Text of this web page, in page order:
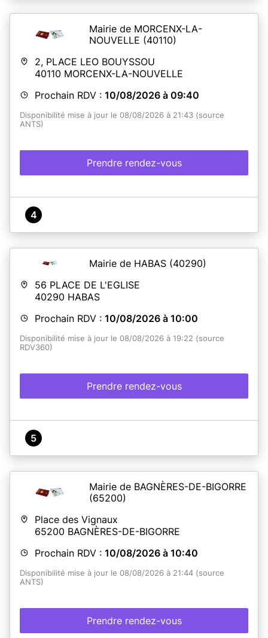
Mairie de MORCENX-LA-
NOUVELLE (40110)
2, PLACE LEO BOUYSSOU
40110 MORCENX-LA-NOUVELLE
Prochain RDV : 10/08/2026 à 09:40
Disponibilité mise à jour le 08/08/2026 à 21:43 (source
ANTS)
Prendre rendez-vous
4
Mairie de HABAS (40290)
56 PLACE DE L'EGLISE
40290 HABAS
Prochain RDV : 10/08/2026 à 10:00
Disponibilité mise à jour le 08/08/2026 à 19:22 (source
RDV360)
Prendre rendez-vous
5
Mairie de BAGNÈRES-DE-BIGORRE
(65200)
Place des Vignaux
65200 BAGNÈRES-DE-BIGORRE
Prochain RDV : 10/08/2026 à 10:40
Disponibilité mise à jour le 08/08/2026 à 21:44 (source
ANTS)
Prendre rendez-vous